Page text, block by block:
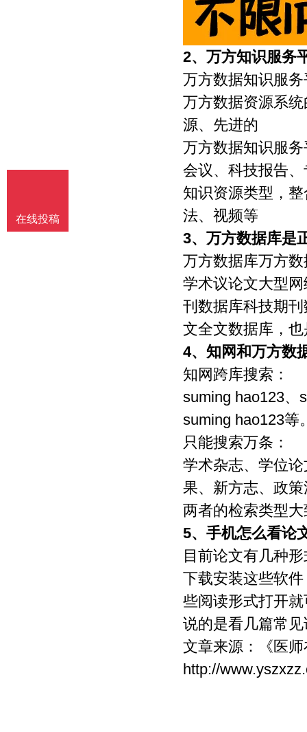
2、 万方知识服务
万方数据知识服
万方数据资源系
源、先进的
万方数据知识服
会议、科技报告
知识资源类型，
法、视频等
3、 万方数据库是
万方数据库万方
学术议论文大型
刊数据库科技期
文全文数据库，
4、 知网和万方数
知网跨库搜索：
suming hao123、
suming hao123等
只能搜索万条：
学术杂志、学位
果、新方志、政
两者的检索类型
5、 手机怎么看论
目前论文有几种
下载安装这些软
些阅读形式打开
说的是看几篇常
文章来源：
《医
http://
在线投稿